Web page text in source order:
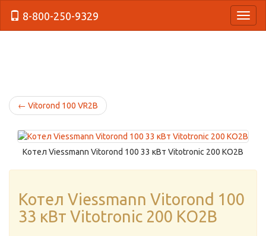
8-800-250-9329
← Vitorond 100 VR2B
Котел Viessmann Vitorond 100 33 кВт Vitotronic 200 KO2B
Котел Viessmann Vitorond 100
33 кВт Vitotronic 200 KO2B